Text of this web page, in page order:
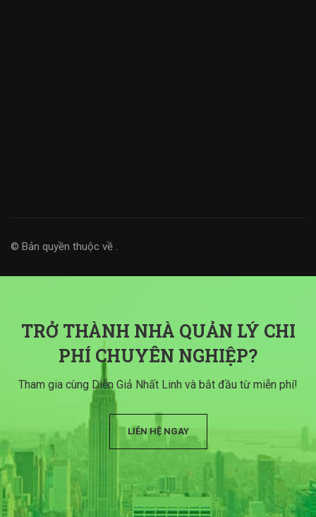
© Bản quyền thuộc về .
TRỞ THÀNH NHÀ QUẢN LÝ CHI
PHÍ CHUYÊN NGHIỆP?
Tham gia cùng Diễn Giả Nhất Linh và bắt đầu từ miễn phí!
LIÊN HỆ NGAY